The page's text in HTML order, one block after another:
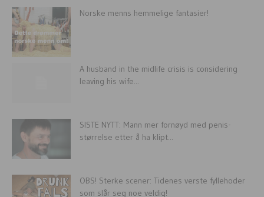
Norske menns hemmelige fantasier!
A husband in the midlife crisis is considering
leaving his wife...
SISTE NYTT: Mann mer fornøyd med penis-
størrelse etter å ha klipt...
OBS! Sterke scener: Tidenes verste fyllehoder
som slår seg noe veldig!